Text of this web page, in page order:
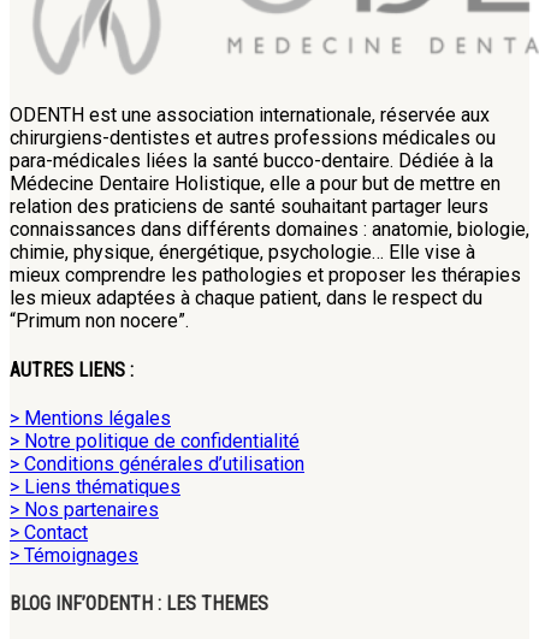
ODENTH est une association internationale, réservée aux
chirurgiens-dentistes et autres professions médicales ou
para-médicales liées la santé bucco-dentaire. Dédiée à la
Médecine Dentaire Holistique, elle a pour but de mettre en
relation des praticiens de santé souhaitant partager leurs
connaissances dans différents domaines : anatomie, biologie,
chimie, physique, énergétique, psychologie… Elle vise à
mieux comprendre les pathologies et proposer les thérapies
les mieux adaptées à chaque patient, dans le respect du
“Primum non nocere”.
AUTRES LIENS :
> Mentions légales
> Notre politique de confidentialité
> Conditions générales d’utilisation
> Liens thématiques
> Nos partenaires
> Contact
> Témoignages
BLOG INF’ODENTH : LES THEMES